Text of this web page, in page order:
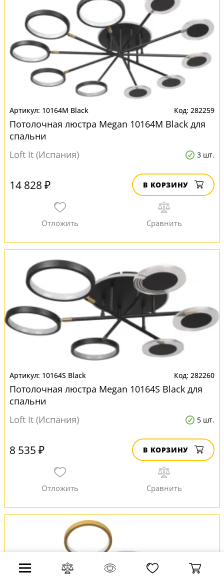
10164M Black 282259
Потолочная люстра Megan 10164M Black для
спальни
Loft It (Испания)
3 шт.
14 828 ₽ В КОРЗИНУ
10164S Black 282260
Потолочная люстра Megan 10164S Black для
спальни
Loft It (Испания)
5 шт.
8 535 ₽ В КОРЗИНУ